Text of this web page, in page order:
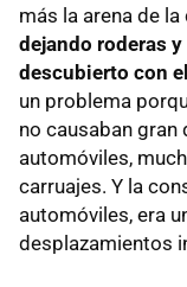
más la arena de
dejando roderas
descubierto con
un problema
no causaban gran
automóviles,
carruajes. Y la
automóviles, era
desplazamientos